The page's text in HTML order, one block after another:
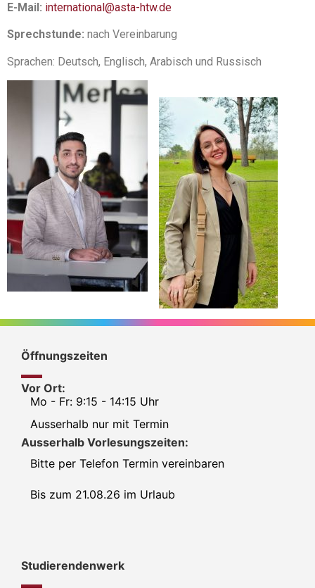
E-Mail: international@asta-htw.de
Sprechstunde: nach Vereinbarung
Sprachen: Deutsch, Englisch, Arabisch und Russisch
Öffnungszeiten
Vor Ort:
Mo - Fr: 9:15 - 14:15 Uhr
Ausserhalb nur mit Termin
Ausserhalb Vorlesungszeiten:
Bitte per Telefon Termin vereinbaren
Bis zum 21.08.26 im Urlaub
Studierendenwerk